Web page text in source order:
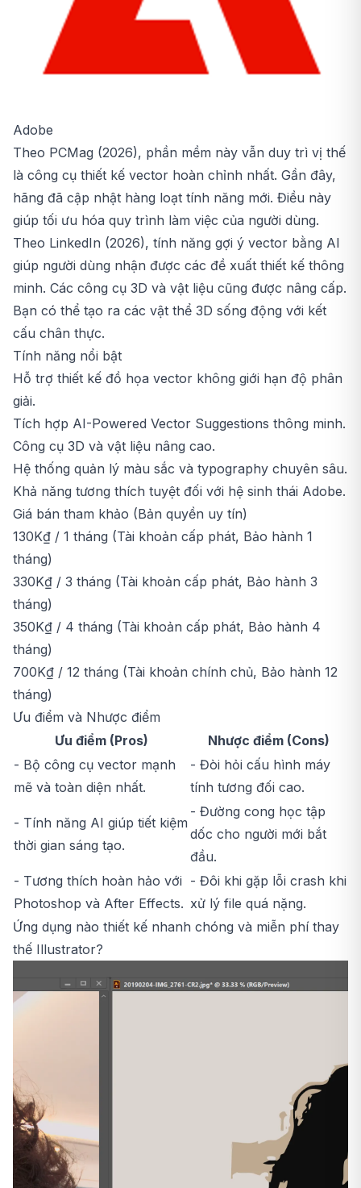
Adobe
Theo PCMag (2026), phần mềm này vẫn duy trì vị thế
là công cụ thiết kế vector hoàn chỉnh nhất. Gần đây,
hãng đã cập nhật hàng loạt tính năng mới. Điều này
giúp tối ưu hóa quy trình làm việc của người dùng.
Theo LinkedIn (2026), tính năng gợi ý vector bằng AI
giúp người dùng nhận được các đề xuất thiết kế thông
minh. Các công cụ 3D và vật liệu cũng được nâng cấp.
Bạn có thể tạo ra các vật thể 3D sống động với kết
cấu chân thực.
Tính năng nổi bật
Hỗ trợ thiết kế đồ họa vector không giới hạn độ phân
giải.
Tích hợp AI-Powered Vector Suggestions thông minh.
Công cụ 3D và vật liệu nâng cao.
Hệ thống quản lý màu sắc và typography chuyên sâu.
Khả năng tương thích tuyệt đối với hệ sinh thái Adobe.
Giá bán tham khảo (Bản quyền uy tín)
130K₫ / 1 tháng (Tài khoản cấp phát, Bảo hành 1
tháng)
330K₫ / 3 tháng (Tài khoản cấp phát, Bảo hành 3
tháng)
350K₫ / 4 tháng (Tài khoản cấp phát, Bảo hành 4
tháng)
700K₫ / 12 tháng (Tài khoản chính chủ, Bảo hành 12
tháng)
Ưu điểm và Nhược điểm
Ưu điểm (Pros)
Nhược điểm (Cons)
- Bộ công cụ vector mạnh
mẽ và toàn diện nhất.
- Đòi hỏi cấu hình máy
tính tương đối cao.
- Tính năng AI giúp tiết kiệm
thời gian sáng tạo.
- Đường cong học tập
dốc cho người mới bắt
đầu.
- Tương thích hoàn hảo với
Photoshop và After Effects.
- Đôi khi gặp lỗi crash khi
xử lý file quá nặng.
Ứng dụng nào thiết kế nhanh chóng và miễn phí thay
thế Illustrator?